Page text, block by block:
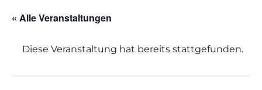
« Alle Veranstaltungen
Diese Veranstaltung hat bereits stattgefunden.